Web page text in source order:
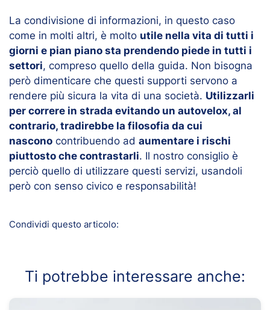
La condivisione di informazioni, in questo caso
come in molti altri, è molto utile nella vita di tutti i
giorni e pian piano sta prendendo piede in tutti i
settori, compreso quello della guida. Non bisogna
però dimenticare che questi supporti servono a
rendere più sicura la vita di una società. Utilizzarli
per correre in strada evitando un autovelox, al
contrario, tradirebbe la filosofia da cui
nascono contribuendo ad aumentare i rischi
piuttosto che contrastarli. Il nostro consiglio è
perciò quello di utilizzare questi servizi, usandoli
però con senso civico e responsabilità!
Condividi questo articolo:
Ti potrebbe interessare anche: